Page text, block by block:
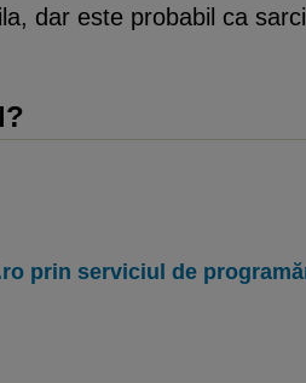
dar este probabil ca
prin serviciul de